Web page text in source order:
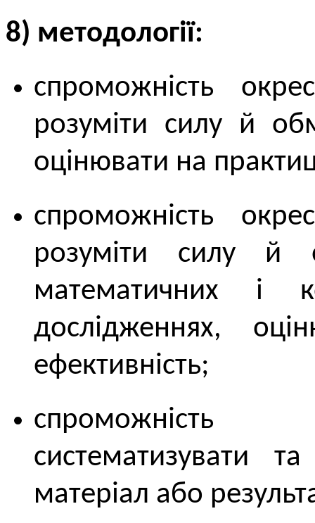
8) методології:
спроможність
розуміти силу й
оцінювати на
спроможність
розуміти силу й
математичних і
дослідженнях,
ефективність;
систематизувати
матеріал або